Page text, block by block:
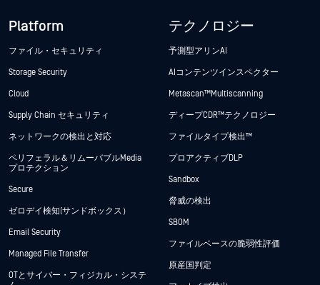
Platform
ファイル・セキュリティ
Storage Security
Cloud
Supply Chain セキュリティ
ネットワークの検出と対応
ペリフェラル＆リムーバブルMedia
プロテクション
Secure
ゼロデイ検知(サンドボックス）
Email Security
Managed File Transfer
OTとサイバー・フィジカル・システ
テクノロジー
予測型アリンAI
AIコンテンツインスペクター
Metascan™ Multiscanning
ディープCDR™テクノロジー
ファイルタイプ検出™
プロアクティブDLP
Sandbox
脅威の検出
SBOM
ファイルベースの脆弱性評価
原産国判定